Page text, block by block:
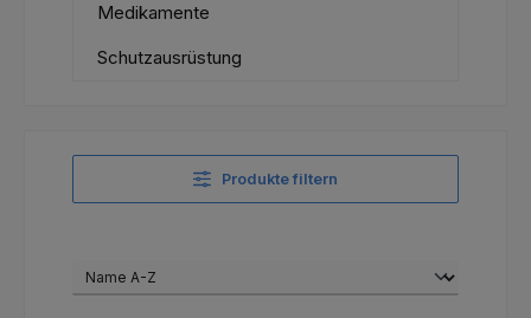
Medikamente
Schutzausrüstung
Produkte filtern